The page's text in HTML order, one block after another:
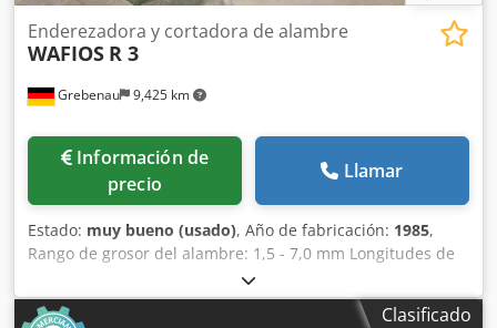
Grebenau 9,425 km
Enderezadora y cortadora de alambre
WAFIOS R 3
Información de
precio
Llamar
Estado: muy bueno (usado), Año de fabricación: 1985,
Rango de grosor del alambre: 1,5 - 7,0 mm Longitudes de
corte: hasta 8.000 mm Velocidad de avance: 29 - 90 m/min
Dedpfx Aemt A Svjgujck
Clasificado